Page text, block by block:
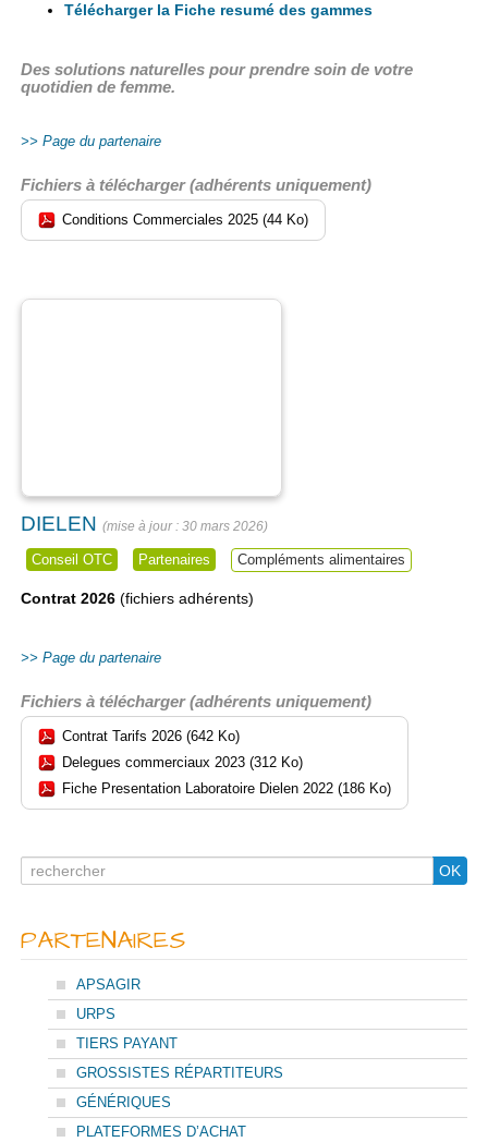
Télécharger la Fiche resumé des gammes
Des solutions naturelles pour prendre soin de votre
quotidien de femme.
Page du partenaire
Fichiers à télécharger (adhérents uniquement)
Conditions Commerciales 2025 (44 Ko)
DIELEN 30 mars 2026
Conseil OTC Partenaires Compléments alimentaires
Contrat 2026 (fichiers adhérents)
Page du partenaire
Fichiers à télécharger (adhérents uniquement)
Contrat Tarifs 2026 (642 Ko)
Delegues commerciaux 2023 (312 Ko)
Fiche Presentation Laboratoire Dielen 2022 (186 Ko)
Search
for
OK
PARTENAIRES
APSAGIR
URPS
TIERS PAYANT
GROSSISTES RÉPARTITEURS
GÉNÉRIQUES
PLATEFORMES D’ACHAT